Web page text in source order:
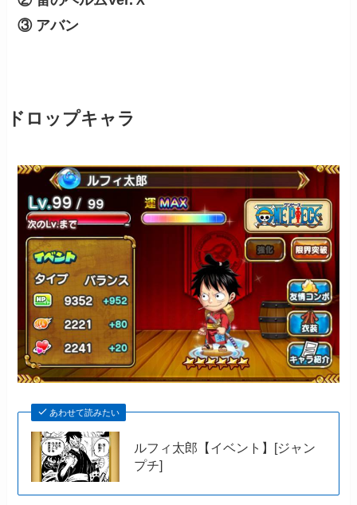
③ アバン
ドロップキャラ
あわせて読みたい
ルフィ太郎【イベント】[ジャン
プチ]